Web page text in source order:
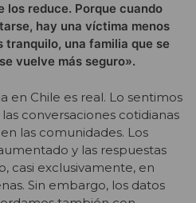
los reduce. Porque cuando
hay una víctima menos
tranquilo, una familia que se
vuelve más seguro».
en Chile es real. Lo sentimos
conversaciones cotidianas
las comunidades. Los
y las respuestas
casi exclusivamente, en
Sin embargo, los datos